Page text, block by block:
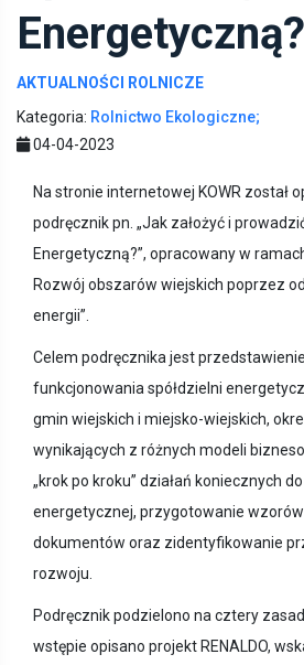
AKTUALNOŚCI ROLNICZE
Kategoria: Rolnictwo Ekologiczne;
04-04-2023
Na stronie internetowej KOWR został
podręcznik pn. „Jak założyć i
Energetyczną?”, opracowany w
Rozwój obszarów wiejskich poprzez
energii”.
Celem podręcznika jest
funkcjonowania spółdzielni
gmin wiejskich i miejsko-wiejskich,
wynikających z różnych modeli
„krok po kroku” działań koniecznych
energetycznej, przygotowanie
dokumentów oraz zidentyfikowanie
rozwoju.
Podręcznik podzielono na cztery
wstępie opisano projekt RENALDO,